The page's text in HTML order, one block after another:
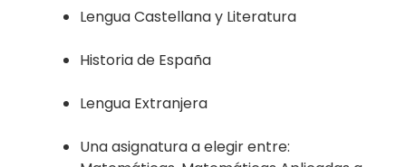
Lengua Castellana y Literatura
Historia de España
Lengua Extranjera
Una asignatura a elegir entre: